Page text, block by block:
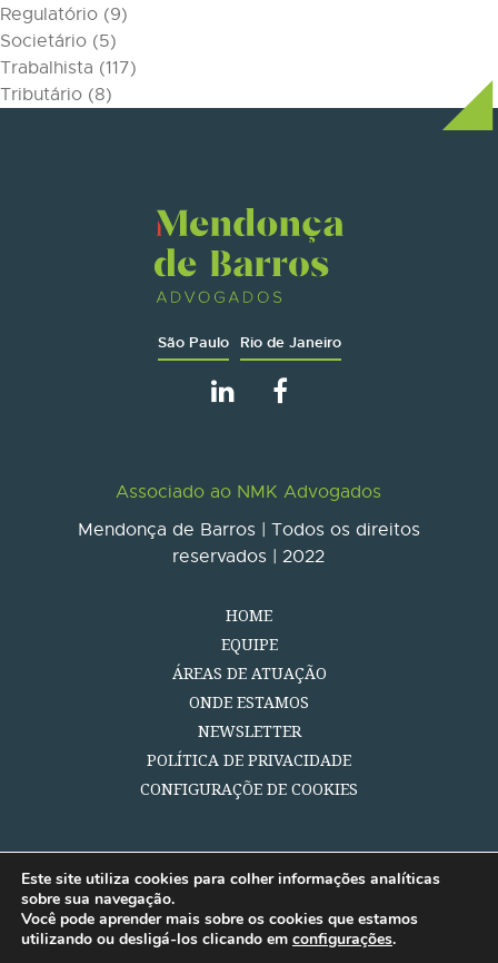
Regulatório (9)
Societário (5)
Trabalhista (117)
Tributário (8)
São Paulo Rio de Janeiro
Associado ao NMK Advogados
Mendonça de Barros | Todos os direitos
reservados | 2022
HOME
EQUIPE
ÁREAS DE ATUAÇÃO
ONDE ESTAMOS
NEWSLETTER
POLÍTICA DE PRIVACIDADE
CONFIGURAÇÕE DE COOKIES
Este site utiliza cookies para colher informações analíticas
sobre sua navegação.
Você pode aprender mais sobre os cookies que estamos
utilizando ou desligá-los clicando em configurações.